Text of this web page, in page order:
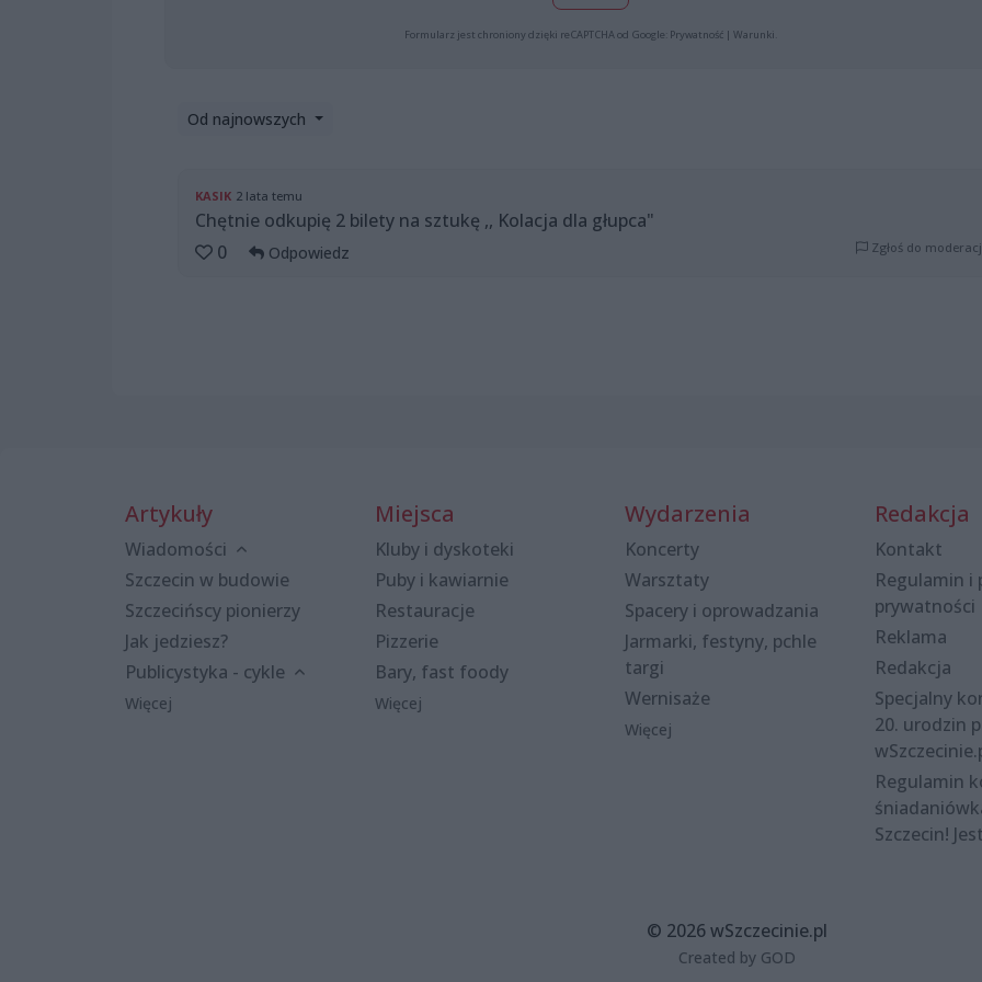
Formularz jest chroniony dzięki reCAPTCHA od Google: Prywatność| Warunki
Od najnowszych
KASIK 2 lata temu
Chętnie odkupię 2 bilety na sztukę ,, Kolacja dla głupca"
0
Odpowiedz Zgłoś do
Artykuły
Wiadomości
Szczecin w budowie
Szczecińscy pionierzy
Jak jedziesz?
Publicystyka - cykle
Więcej
Miejsca
Kluby i dyskoteki
Puby i kawiarnie
Restauracje
Pizzerie
Bary, fast foody
Więcej
Wydarzenia
Koncerty
Warsztaty
Spacery i oprowadzania
Jarmarki, festyny, pchle
targi
Wernisaże
Więcej
Redakcja
Kontakt
Regulamin i
prywatności
Reklama
Redakcja
Specjalny
20. urodzin
Regulamin
Szczecin!
© 2026 wSzczecinie.pl
Created by GOD